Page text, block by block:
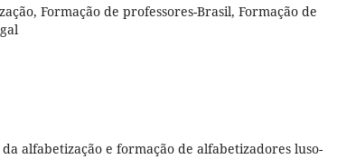
Formação de professores-Brasil, Formação de
da alfabetização e formação de alfabetizadores luso-